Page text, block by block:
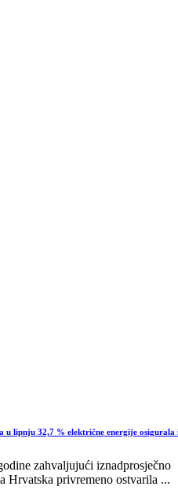
u lipnju 32,7 % električne energije osigurala
zahvaljujući iznadprosječno
privremeno ostvarila ...